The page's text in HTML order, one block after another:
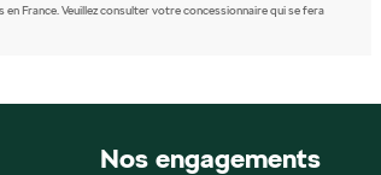
France. Veuillez consulter votre concessionnaire qui se fera
Nos engagements